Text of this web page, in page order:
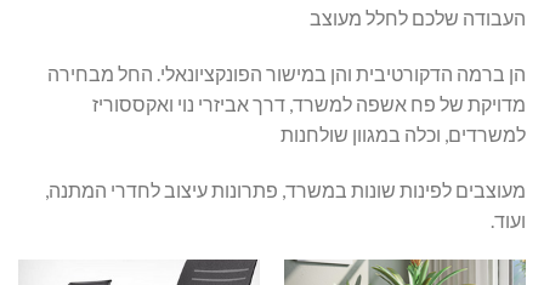
העבודה שלכם לחלל מעוצב
הן ברמה הדקורטיבית והן במישור הפונקציונאלי. החל מבחירה
מדויקת של פח אשפה למשרד, דרך אביזרי נוי ואקססוריז
למשרדים, וכלה במגוון שולחנות
מעוצבים לפינות שונות במשרד, פתרונות עיצוב לחדרי המתנה,
ועוד.